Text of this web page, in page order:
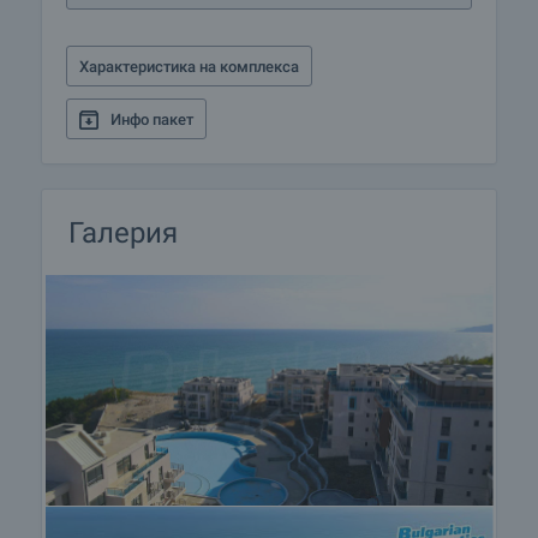
осигурявайки непрекъсната панорамна гледка
към морето, този курортен комплекс е отлична
възможност за успешна инвестиция в мащабен
бизнес проект на българското Черноморие.
както и модерни удобства на място, имотът е
отлично в дългосрочен план решение за
търсенето и предпочитанията на онези клиенти,
Оглед на имота
Можем да организираме оглед на имота в
удобно за вас време. За целта, свържете се с
отговорния за офертата брокер и му кажете
Характеристика на комплекса
Инфо пакет
Галерия